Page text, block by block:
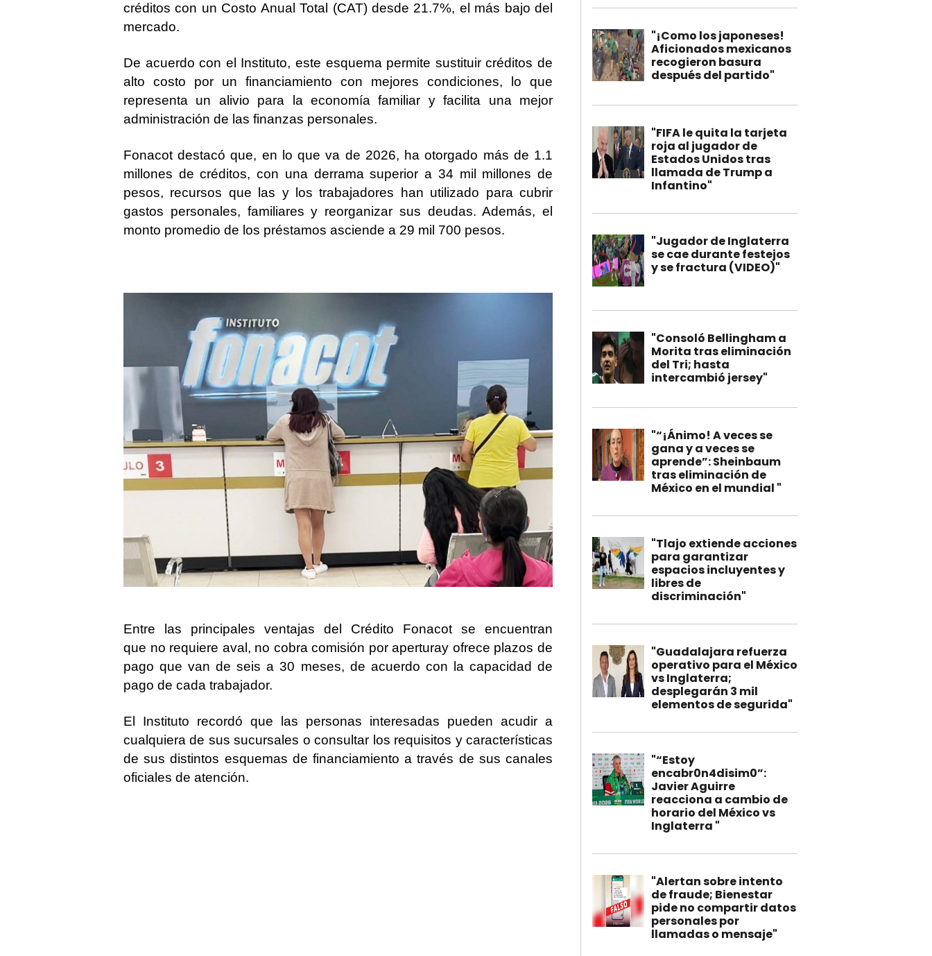
créditos con un Costo Anual Total (CAT) desde 21.7%, el más bajo del
mercado.
De acuerdo con el Instituto, este esquema permite sustituir créditos de
alto costo por un financiamiento con mejores condiciones, lo que
representa un alivio para la economía familiar y facilita una mejor
administración de las finanzas personales.
Fonacot destacó que, en lo que va de 2026, ha otorgado más de 1.1
millones de créditos, con una derrama superior a 34 mil millones de
pesos, recursos que las y los trabajadores han utilizado para cubrir
gastos personales, familiares y reorganizar sus deudas. Además, el
monto promedio de los préstamos asciende a 29 mil 700 pesos.
Entre las principales ventajas del Crédito Fonacot se encuentran
que no requiere aval, no cobra comisión por aperturay ofrece plazos de
pago que van deseis a 30 meses, de acuerdo con la capacidad de
pago de cada trabajador.
El Instituto recordó que las personas interesadas pueden acudir a
cualquiera de sus sucursales o consultar los requisitos y características
de sus distintos esquemas de financiamiento a través de sus canales
oficiales de atención.
"¡Como los japoneses!
Aficionados mexicanos
recogieron basura
después del partido"
"FIFA le quita la tarjeta
roja al jugador de
Estados Unidos tras
llamada de Trump a
Infantino"
"Jugador de Inglaterra
se cae durante festejos
y se fractura (VIDEO)"
"Consoló Bellingham a
Morita tras eliminación
del Tri; hasta
intercambió jersey"
"“¡Ánimo! A veces se
gana y a veces se
aprende”: Sheinbaum
tras eliminación de
México en el mundial "
"Tlajo extiende acciones
para garantizar
espacios incluyentes y
libres de
discriminación"
"Guadalajara refuerza
operativo para el México
vs Inglaterra;
desplegarán 3 mil
elementos de segurida"
"“Estoy
encabr0n4disim0”:
Javier Aguirre
reacciona a cambio de
horario del México vs
Inglaterra "
"Alertan sobre intento
de fraude; Bienestar
pide no compartir datos
personales por
llamadas o mensaje"